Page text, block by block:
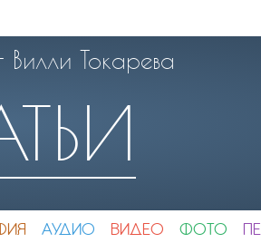
Токарева
АУДИО ВИДЕО ФОТО